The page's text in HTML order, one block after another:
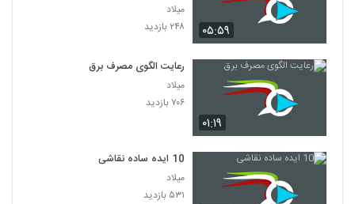
۰۵:۵۹
میلاد
۲۴۸ بازدید
۰۱:۱۹
رعایت الگوی مصرف برق
میلاد
۷۰۶ بازدید
10 ایده ساده نقاشی
میلاد
۵۳۱ بازدید